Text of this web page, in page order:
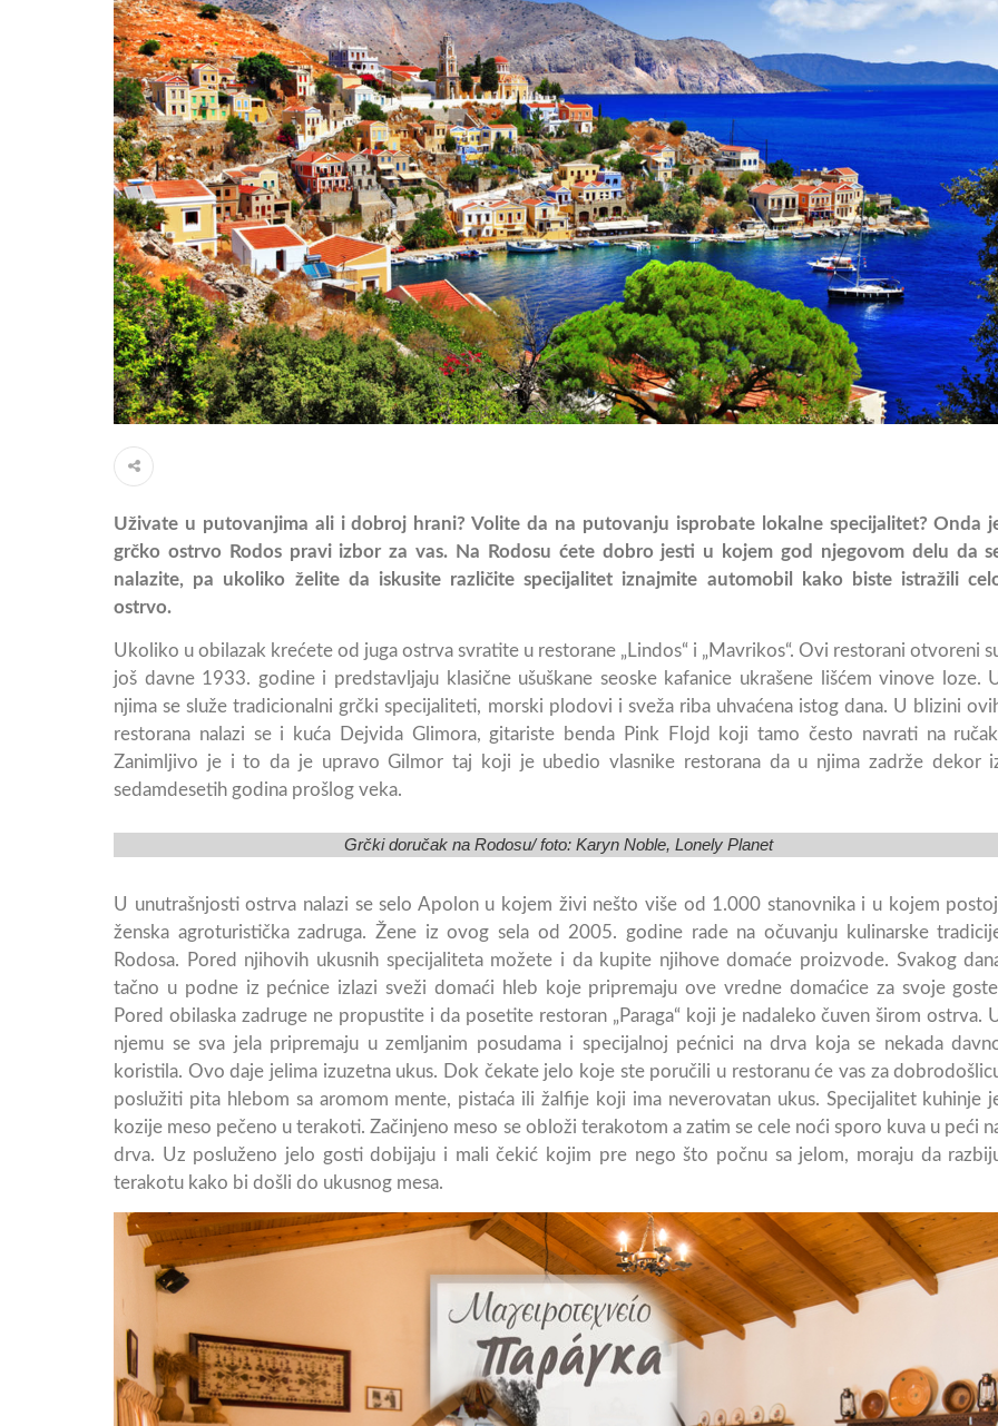
Uživate u putovanjima ali i dobroj hrani? Volite da na putovanju isprobate lokalne specijalitet? Onda
grčko ostrvo Rodos pravi izbor za vas. Na Rodosu ćete dobro jesti u kojem god njegovom delu da
nalazite, pa ukoliko želite da iskusite različite specijalitet iznajmite automobil kako biste istražili
ostrvo.
Ukoliko u obilazak krećete od juga ostrva svratite u restorane „Lindos“ i „Mavrikos“. Ovi restorani otvoreni
još davne 1933. godine i predstavljaju klasične ušuškane seoske kafanice ukrašene lišćem vinove loze.
njima se služe tradicionalni grčki specijaliteti, morski plodovi i sveža riba uhvaćena istog dana. U blizini
restorana nalazi se i kuća Dejvida Glimora, gitariste benda Pink Flojd koji tamo često navrati na
Zanimljivo je i to da je upravo Gilmor taj koji je ubedio vlasnike restorana da u njima zadrže dekor
sedamdesetih godina prošlog veka.
Grčki doručak na Rodosu/ foto: Karyn Noble, Lonely Planet
U unutrašnjosti ostrva nalazi se selo Apolon u kojem živi nešto više od 1.000 stanovnika i u kojem
ženska agroturistička zadruga. Žene iz ovog sela od 2005. godine rade na očuvanju kulinarske
Rodosa. Pored njihovih ukusnih specijaliteta možete i da kupite njihove domaće proizvode. Svakog
tačno u podne iz pećnice izlazi sveži domaći hleb koje pripremaju ove vredne domaćice za svoje
Pored obilaska zadruge ne propustite i da posetite restoran „Paraga“ koji je nadaleko čuven širom ostrva.
njemu se sva jela pripremaju u zemljanim posudama i specijalnoj pećnici na drva koja se nekada
koristila. Ovo daje jelima izuzetna ukus. Dok čekate jelo koje ste poručili u restoranu će vas za
poslužiti pita hlebom sa aromom mente, pistaća ili žalfije koji ima neverovatan ukus. Specijalitet kuhinje
kozije meso pečeno u terakoti. Začinjeno meso se obloži terakotom a zatim se cele noći sporo kuva u peći
drva. Uz posluženo jelo gosti dobijaju i mali čekić kojim pre nego što počnu sa jelom, moraju da
terakotu kako bi došli do ukusnog mesa.